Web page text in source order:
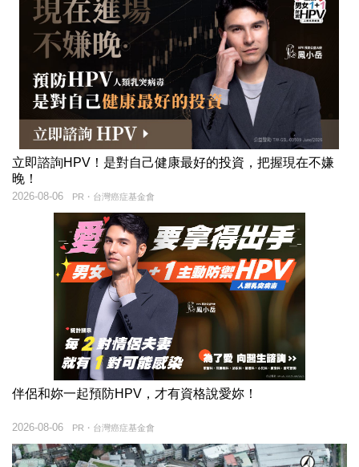
立即諮詢HPV！是對自己健康最好的投資，把握現在不嫌
晚！
PR・台灣癌症基金會
2026-08-06
伴侶和妳一起預防HPV，才有資格說愛妳！
PR・台灣癌症基金會
2026-08-06